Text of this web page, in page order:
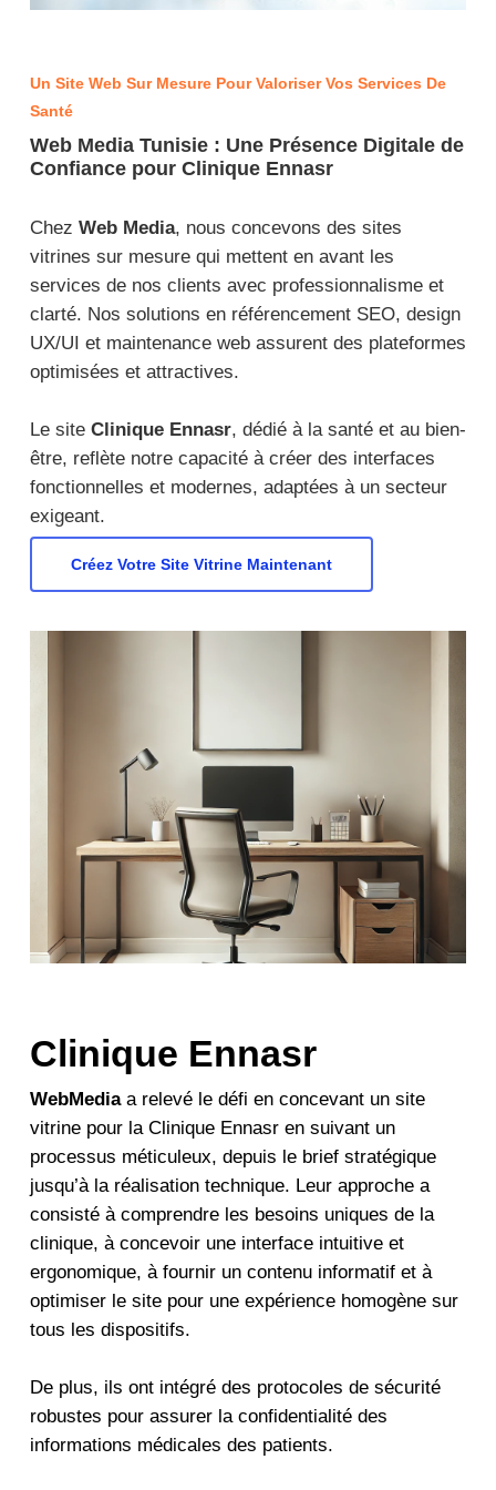
Un Site Web Sur Mesure Pour Valoriser Vos Services De
Santé
Web Media Tunisie : Une Présence Digitale de
Confiance pour Clinique Ennasr
Chez Web Media, nous concevons des sites
vitrines sur mesure qui mettent en avant les
services de nos clients avec professionnalisme et
clarté. Nos solutions en référencement SEO, design
UX/UI et maintenance web assurent des plateformes
optimisées et attractives.
Le site Clinique Ennasr, dédié à la santé et au bien-
être, reflète notre capacité à créer des interfaces
fonctionnelles et modernes, adaptées à un secteur
exigeant.
Créez Votre Site Vitrine Maintenant
Clinique Ennasr
WebMediaa relevé le défi en concevant un site
vitrine pour la Clinique Ennasr en suivant un
processus méticuleux, depuis le brief stratégique
jusqu’à la réalisation technique. Leur approche a
consisté à comprendre les besoins uniques de la
clinique, à concevoir une interface intuitive et
ergonomique, à fournir un contenu informatif et à
optimiser le site pour une expérience homogène sur
tous les dispositifs.
De plus, ils ont intégré des protocoles de sécurité
robustes pour assurer la confidentialité des
informations médicales des patients.